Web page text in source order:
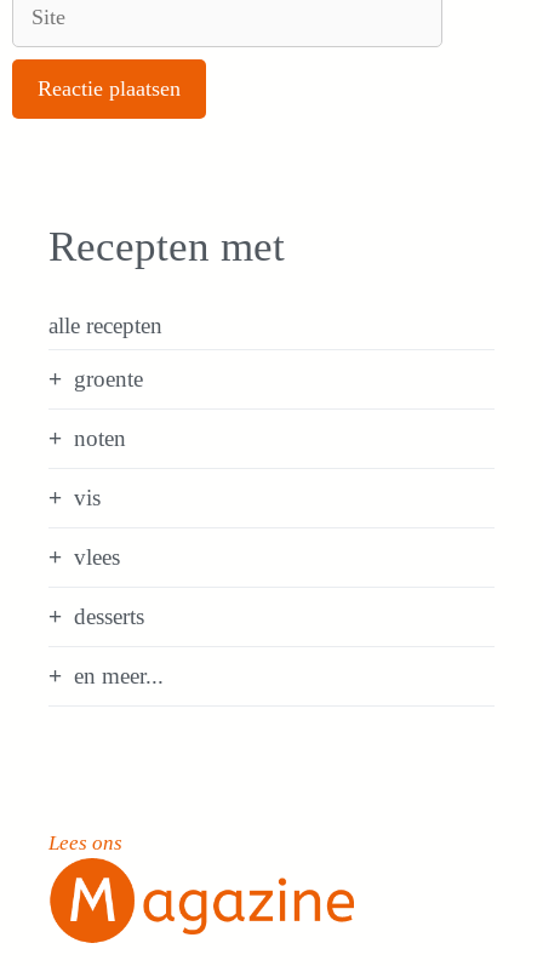
Recepten met
alle recepten
groente
noten
vis
vlees
desserts
en meer...
Lees ons